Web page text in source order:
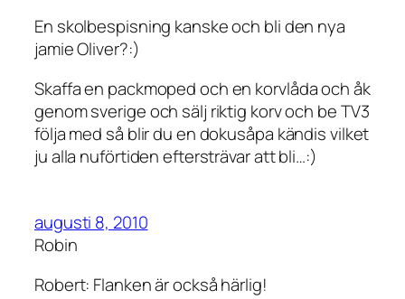
En skolbespisning kanske och bli den nya
jamie Oliver?:)
Skaffa en packmoped och en korvlåda och åk
genom sverige och sälj riktig korv och be TV3
följa med så blir du en dokusåpa kändis vilket
ju alla nuförtiden eftersträvar att bli…:)
augusti 8, 2010
Robin
Robert: Flanken är också härlig!